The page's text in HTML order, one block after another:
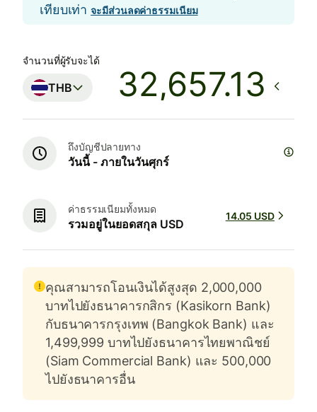
เทียบเท่าจะมีส่วนลดค่าธรรมเนียม
จำนวนที่ผู้รับจะได้
THB
ถึงบัญชีปลายทาง
วันนี้ - ภายในวันศุกร์
ค่าธรรมเนียมทั้งหมด
รวมอยู่ในยอดสกุล USD
14.05 USD
คุณสามารถโอนเงินได้สูงสุด 2,000,000
บาทไปยังธนาคารกสิกร (Kasikorn Bank)
กับธนาคารกรุงเทพ (Bangkok Bank) และ
1,499,999 บาทไปยังธนาคารไทยพาณิชย์
(Siam Commercial Bank) และ 500,000
ไปยังธนาคารอื่น